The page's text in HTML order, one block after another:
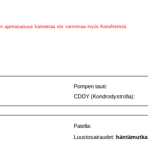
ajantasaisuus kannattaa siis varmistaa myös KoiraNetistä.
Pompen tauti:
CDDY (Kondrodystrofia):
Patella:
Luustosairaudet:häntämutka